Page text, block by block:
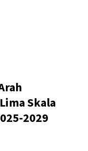
Skala
2029